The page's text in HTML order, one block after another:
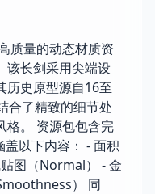
质量的动态材质资
该长剑采用尖端设
历史原型源自16至
合了精致的细节处
格。 资源包包含完
以下内容： - 面积
图（Normal） - 金
） 同